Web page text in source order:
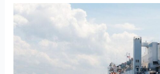
Armada
de
EE.UU.
Llevará